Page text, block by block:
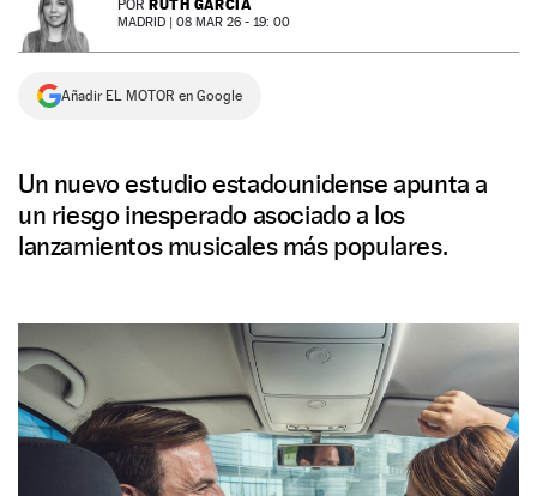
NEWSLETTER
SÍGUENOS
POR RUTH GARCÍA
MADRID | 08 MAR 26 - 19: 00
Añadir EL MOTOR en Google
Un nuevo estudio estadounidense apunta a
un riesgo inesperado asociado a los
lanzamientos musicales más populares.